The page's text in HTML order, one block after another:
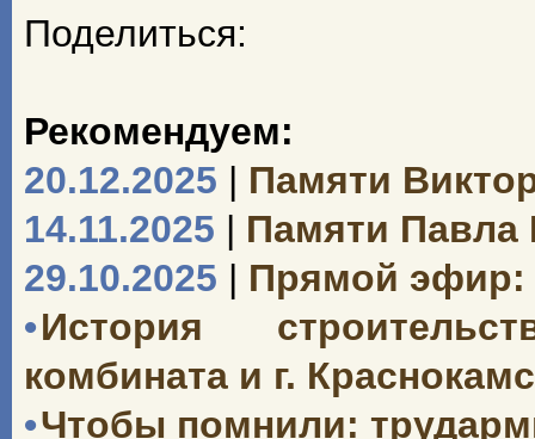
Поделиться:
Рекомендуем:
20.12.2025 | Памяти
14.11.2025 | Памяти Павла
29.10.2025 | Прямой эфир:
•История
комбината и г.
•Чтобы помнили: